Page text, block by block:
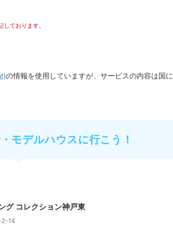
ております。
の情報を使用していますが、サービスの内容は国に
モデルハウスに行こう！
グ コレクション神戸東
2-14